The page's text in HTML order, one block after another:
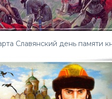
Славянский день памяти